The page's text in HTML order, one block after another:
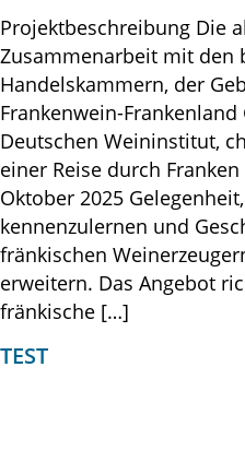
Projektbeschreibung Die
Zusammenarbeit mit den
Handelskammern, der
Frankenwein-
Deutschen Weininstitut,
einer Reise durch
Oktober 2025
kennenzulernen und
fränkischen
erweitern. Das Angebot
fränkische […]
TEST